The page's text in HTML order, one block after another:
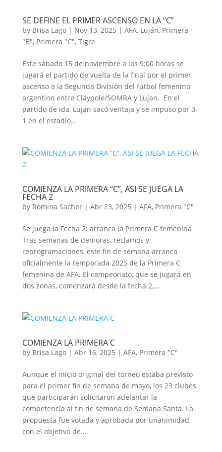
SE DEFINE EL PRIMER ASCENSO EN LA “C”
by Brisa Lago| Nov 13, 2025 | AFA, Luján, Primera
"B", Primera "C", Tigre
Este sábado 15 de noviembre a las 9:00 horas se
jugará el partido de vuelta de la final por el primer
ascenso a la Segunda División del fútbol femenino
argentino entre Claypole/SOMRA y Lujan. En el
partido de ida, Lujan sacó ventaja y se impuso por 3-
1 en el estadio...
COMIENZA LA PRIMERA “C”, ASI SE JUEGA LA
FECHA 2
by Romina Sacher| Abr 23, 2025 | AFA, Primera "C"
Se juega la Fecha 2: arranca la Primera C femenina
Tras semanas de demoras, reclamos y
reprogramaciones, este fin de semana arranca
oficialmente la temporada 2025 de la Primera C
femenina de AFA. El campeonato, que se jugará en
dos zonas, comenzará desde la fecha 2,...
COMIENZA LA PRIMERA C
by Brisa Lago| Abr 16, 2025 | AFA, Primera "C"
Aunque el inicio original del torneo estaba previsto
para el primer fin de semana de mayo, los 23 clubes
que participarán solicitaron adelantar la
competencia al fin de semana de Semana Santa. La
propuesta fue votada y aprobada por unanimidad,
con el objetivo de...